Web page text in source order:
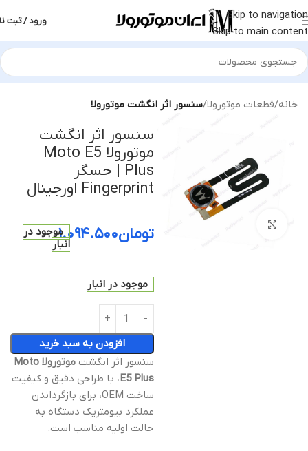
Skip to navigation
Skip to main content
ورود / ثبت
خانه قطعات موتورولا سنسور اثر انگشت موتورولا
بزرگنمایی تصویر
سنسور اثر انگشت
موتورولا Moto E5
Plus | حسگر
Fingerprint اورجینال
تومان۱.۰۹۴.۵۰۰موجود در
انبار
موجود در انبار
افزودن به سبد خرید
سنسور اثر انگشت
موتورولا Moto
E5 Plus، با طراحی دقیق و کیفیت
ساخت OEM، برای بازگرداندن
عملکرد بیومتریک دستگاه به
حالت اولیه مناسب است.